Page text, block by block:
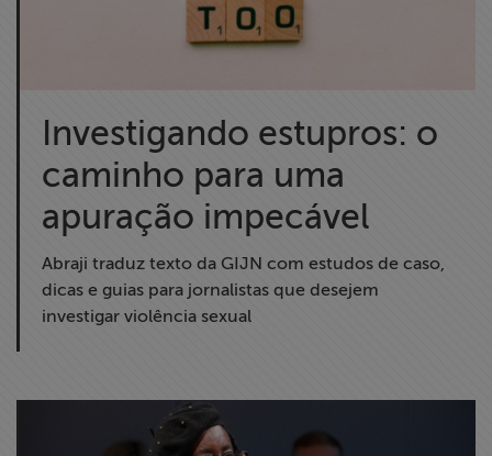
Investigando estupros: o
caminho para uma
apuração impecável
Abraji traduz texto da GIJN com estudos de caso,
dicas e guias para jornalistas que desejem
investigar violência sexual